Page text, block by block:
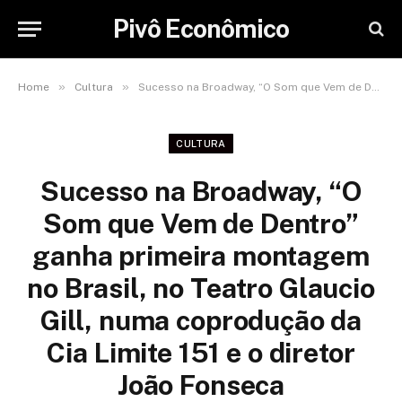
Pivô Econômico
Home » Cultura » Sucesso na Broadway, “O Som que Vem de Dentro” ganha primeira montagem no Brasil, no Teatro Glaucio Gill, numa coprodução da Cia Limite 151 e o diretor João Fonseca
CULTURA
Sucesso na Broadway, “O
Som que Vem de Dentro”
ganha primeira montagem
no Brasil, no Teatro Glaucio
Gill, numa coprodução da
Cia Limite 151 e o diretor
João Fonseca